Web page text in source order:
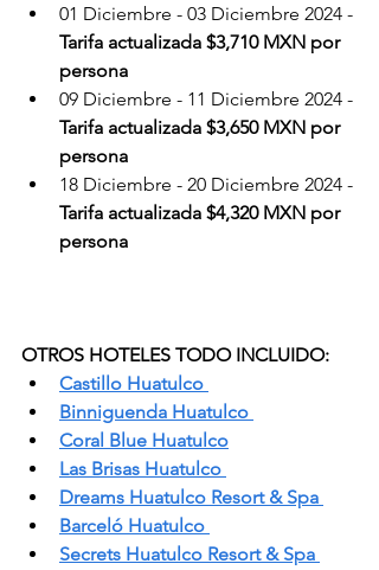
01 Diciembre - 03 Diciembre 2024 -
Tarifa actualizada $3,710 MXN por
persona
09 Diciembre - 11 Diciembre 2024 -
Tarifa actualizada $3,650 MXN por
persona
18 Diciembre - 20 Diciembre 2024 -
Tarifa actualizada $4,320 MXN por
persona
OTROS HOTELES TODO INCLUIDO:
Castillo Huatulco
Binniguenda Huatulco
Coral Blue Huatulco
Las Brisas Huatulco
Dreams Huatulco Resort & Spa
Barceló Huatulco
Secrets Huatulco Resort & Spa